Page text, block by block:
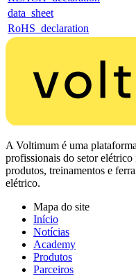
data_sheet
RoHS_declaration
A Voltimum é uma
profissionais do setor
produtos, treinamentos e
elétrico.
Mapa do site
Início
Notícias
Academy
Produtos
Parceiros